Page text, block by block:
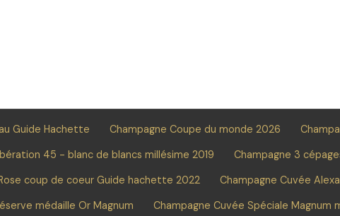
Guide Hachette Champagne Coupe du monde 2026
45 - blanc de blancs millésime 2019
Champagne 3
coup de coeur Guide hachette 2022
Champagne Cuvée
médaille Or Magnum
Champagne Cuvée Spéciale Magnum